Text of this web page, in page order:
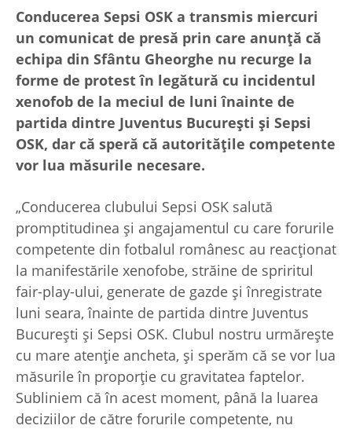
Conducerea Sepsi OSK a transmis miercuri
un comunicat de presă prin care anunță că
echipa din Sfântu Gheorghe nu recurge la
forme de protest în legătură cu incidentul
xenofob de la meciul de luni înainte de
partida dintre Juventus Bucureşti şi Sepsi
OSK, dar că speră că autoritățile competente
vor lua măsurile necesare.
„Conducerea clubului Sepsi OSK salută
promptitudinea şi angajamentul cu care forurile
competente din fotbalul românesc au reacţionat
la manifestările xenofobe, străine de spriritul
fair-play-ului, generate de gazde şi înregistrate
luni seara, înainte de partida dintre Juventus
Bucureşti şi Sepsi OSK. Clubul nostru urmăreşte
cu mare atenţie ancheta, şi sperăm că se vor lua
măsurile în proporţie cu gravitatea faptelor.
Subliniem că în acest moment, până la luarea
deciziilor de către forurile competente, nu